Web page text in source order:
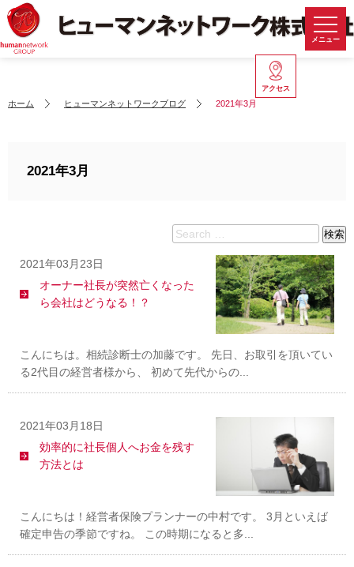
メニュー
アクセス
ホーム ヒューマンネットワークブログ 2021年3月
2021年3月
Search
検索
2021年03月23日
オーナー社長が突然亡くなった
ら会社はどうなる！？
こんにちは。相続診断士の加藤です。 先日、お取引を頂いてい
る2代目の経営者様から、 初めて先代からの...
2021年03月18日
効率的に社長個人へお金を残す
方法とは
こんにちは！経営者保険プランナーの中村です。 3月といえば
確定申告の季節ですね。 この時期になると多...